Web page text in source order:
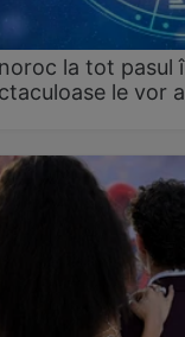
la tot pasul
le vor